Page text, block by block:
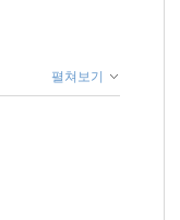
펼쳐보기